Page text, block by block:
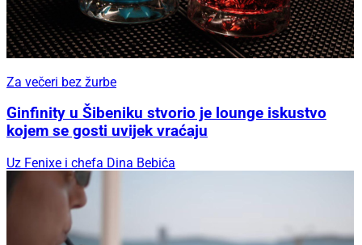
Za večeri bez žurbe
Ginfinity u Šibeniku stvorio je lounge iskustvo
kojem se gosti uvijek vraćaju
Uz Fenixe i chefa Dina Bebića